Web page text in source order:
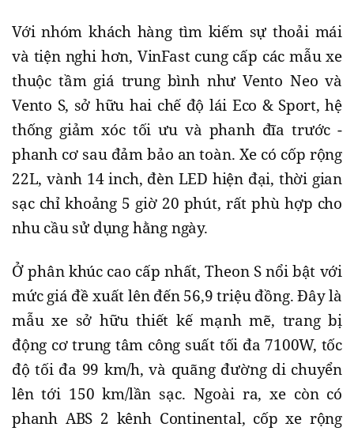
Với nhóm khách hàng tìm kiếm sự thoải mái
và tiện nghi hơn, VinFast cung cấp các mẫu xe
thuộc tầm giá trung bình như Vento Neo và
Vento S, sở hữu hai chế độ lái Eco & Sport, hệ
thống giảm xóc tối ưu và phanh đĩa trước -
phanh cơ sau đảm bảo an toàn. Xe có cốp rộng
22L, vành 14 inch, đèn LED hiện đại, thời gian
sạc chỉ khoảng 5 giờ 20 phút, rất phù hợp cho
nhu cầu sử dụng hằng ngày.
Ở phân khúc cao cấp nhất, Theon S nổi bật với
mức giá đề xuất lên đến 56,9 triệu đồng. Đây là
mẫu xe sở hữu thiết kế mạnh mẽ, trang bị
động cơ trung tâm công suất tối đa 7100W, tốc
độ tối đa 99 km/h, và quãng đường di chuyển
lên tới 150 km/lần sạc. Ngoài ra, xe còn có
phanh ABS 2 kênh Continental, cốp xe rộng